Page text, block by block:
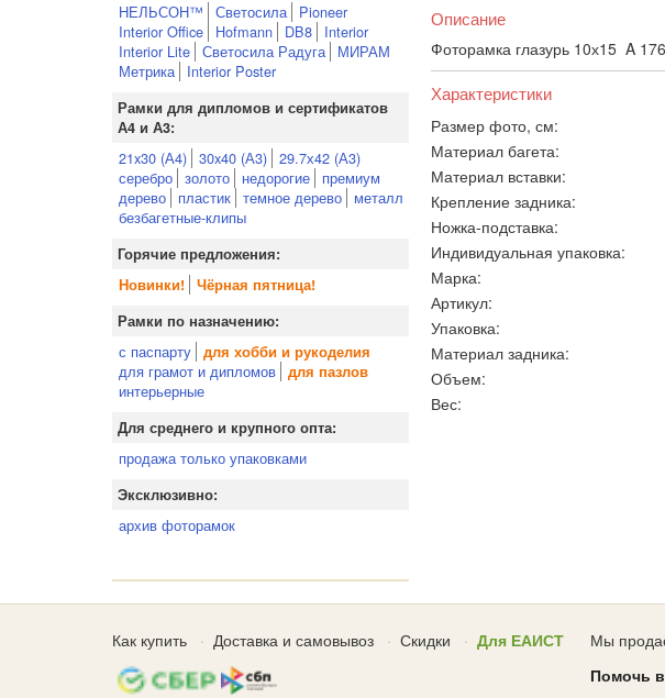
НЕЛЬСОН™ Светосила
Pioneer
Interior Office
Hofmann DB8
Interior
Interior Lite Светосила Радуга
МИРАМ
Метрика
Interior Poster
Рамки для дипломов и сертификатов
А4 и А3:
21x30 (А4) 30x40 (А3) 29.7х42 (А3)
серебро золото недорогие
премиум
дерево
пластик темное дерево
металл
безбагетные-клипы
Горячие предложения:
Новинки!
Чёрная пятница!
Рамки по назначению:
с паспарту для хобби и рукоделия
для грамот и дипломов для пазлов
интерьерные
Для среднего и крупного опта:
продажа только упаковками
Эксклюзивно:
архив фоторамок
Описание
Фоторамка глазурь 10х15 A
Характеристики
Размер фото, см:
Материал багета:
Материал вставки:
Крепление задника:
Ножка-подставка:
Индивидуальная упаковка:
Марка:
Артикул:
Упаковка:
Материал задника:
Объем:
Вес:
Как купить Доставка и самовывоз Скидки Для ЕАИСТ
Мы
Помочь